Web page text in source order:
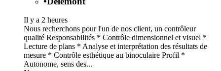
Il y a 2 heures
Nous recherchons pour l'un de nos client, un contrôleur
qualité Responsabilités * Contrôle dimensionnel et visuel *
Lecture de plans * Analyse et interprétation des résultats de
mesure * Contrôle esthétique au binoculaire Profil *
Autonome, sens des...